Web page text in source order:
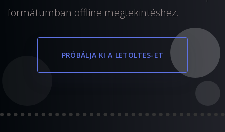
formátumban offline megtekintéshez.
PRÓBÁLJA KI A LETOLTES-ET